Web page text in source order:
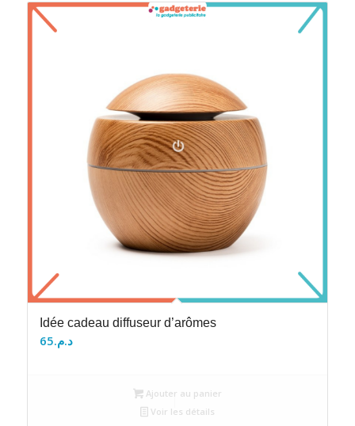
Idée cadeau diffuseur d’arômes
د.م.65
Ajouter au panier
Voir les détails